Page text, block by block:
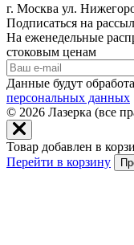
г. Москва ул.
Подписаться на
На еженедельные
стоковым ценам
Данные будут
персональных данных
© 2026 Лазерка (все
Товар добавлен в
Перейти в корзину